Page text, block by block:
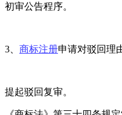
初审公告程序。
3、 商标注册申请对驳回理
提起驳回复审。